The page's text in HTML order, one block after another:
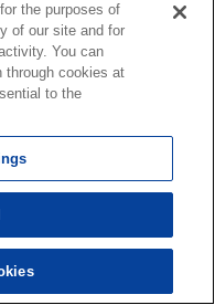
を見る
the purposes of
of our site and for
You can
through cookies at
to the